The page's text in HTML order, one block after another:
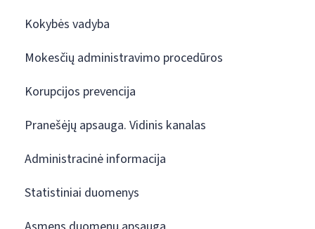
Kokybės vadyba
Mokesčių administravimo procedūros
Korupcijos prevencija
Pranešėjų apsauga. Vidinis kanalas
Administracinė informacija
Statistiniai duomenys